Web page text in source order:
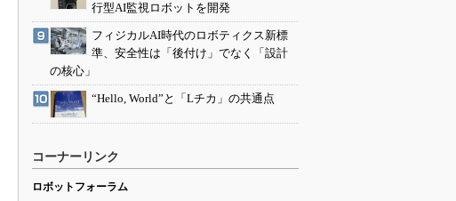
行型AI監視ロボットを開発
フィジカルAI時代のロボティクス新標
準、安全性は「後付け」でなく「設計
の核心」
“Hello, World”と「Lチカ」の共通点
コーナーリンク
ロボットフォーラム